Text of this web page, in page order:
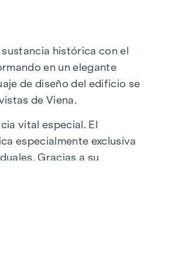
histórica con el
en un elegante
de diseño del edificio se
de Viena.
vital especial. El
especialmente exclusiva
Gracias a su
hasta encantadores